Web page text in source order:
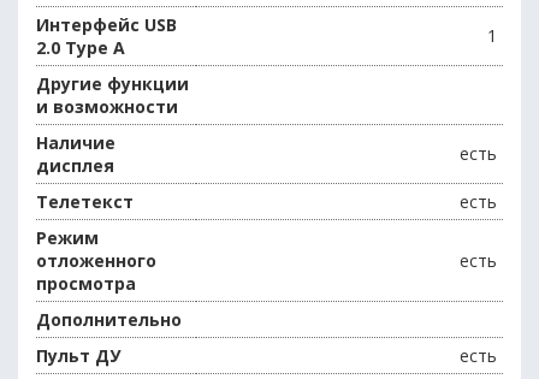
Интерфейс USB
2.0 Type A
1
Другие функции
и возможности
Наличие
дисплея
есть
Телетекст
есть
Режим
отложенного
просмотра
есть
Дополнительно
Пульт ДУ
есть